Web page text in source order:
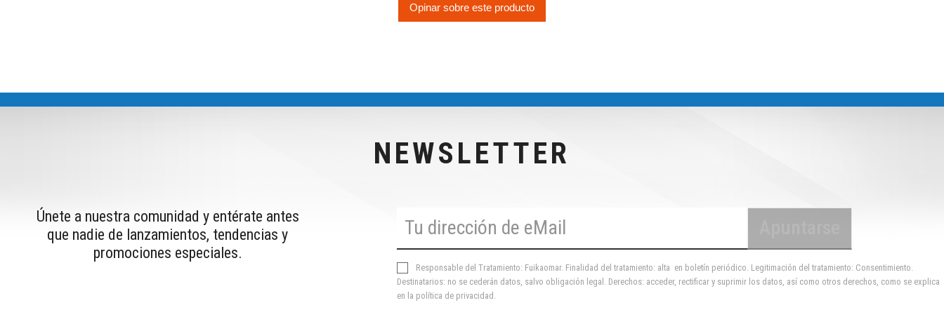
Opinar sobre este producto
NEWSLETTER
Únete a nuestra comunidad y entérate antes
que nadie de lanzamientos, tendencias y
promociones especiales.
Responsable del Tratamiento: Fuikaomar. Finalidad del tratamiento: alta en boletín periódico. Legitimación del tratamiento: Consentimiento.
Destinatarios: no se cederán datos, salvo obligación legal. Derechos: acceder, rectificar y suprimir los datos, así como otros derechos, como se explica
en la política de privacidad